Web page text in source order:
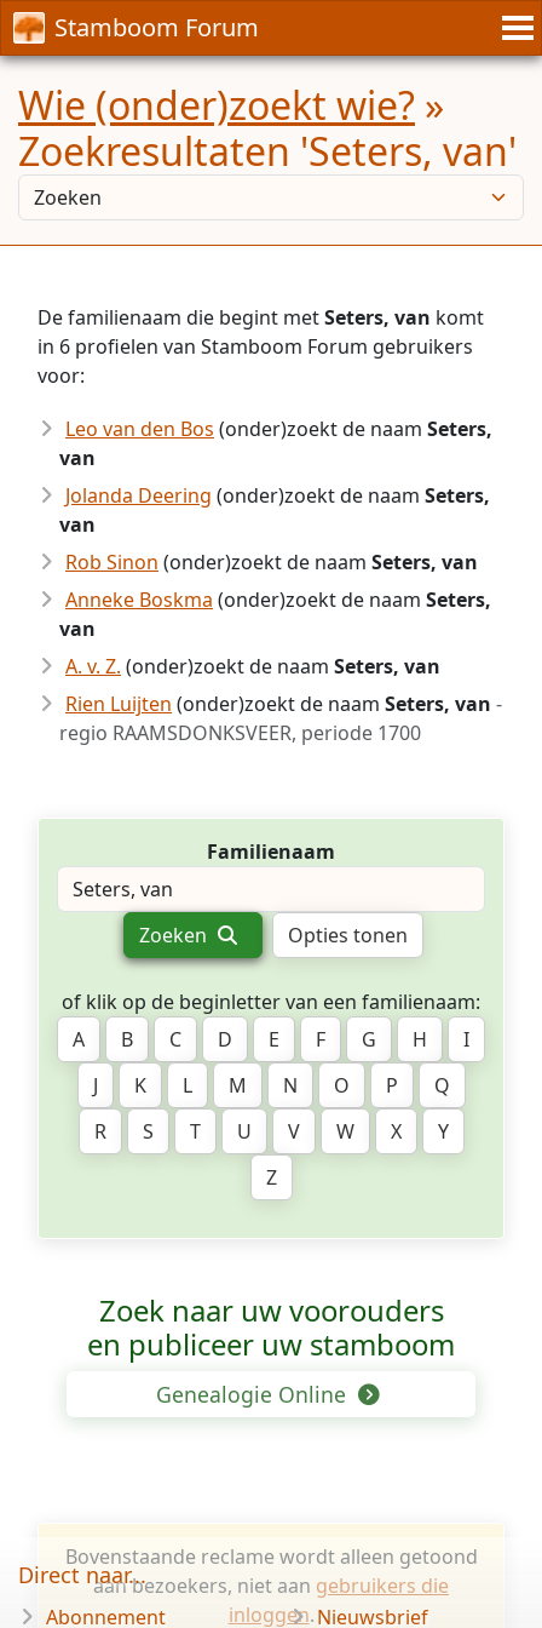
Stamboom Forum
Wie (onder)zoekt wie? »
Zoekresultaten 'Seters, van'
De familienaam die begint metSeters, van komt
in 6 profielen van Stamboom Forum gebruikers
voor:
Leo van den Bos (onder)zoekt de naam Seters,
van
Jolanda Deering (onder)zoekt de naam Seters,
van
Rob Sinon (onder)zoekt de naam Seters, van
Anneke Boskma (onder)zoekt de naam Seters,
van
A. v. Z. (onder)zoekt de naam Seters, van
Rien Luijten (onder)zoekt de naam Seters, van -
regio RAAMSDONKSVEER, periode 1700
Familienaam
Zoeken Opties tonen
of klik op de beginletter van een familienaam:
A
B C D E F G H
I
J
K L M N O P
Q
R
S T U V W X
Y
Z
Zoek naar uw voorouders
en publiceer uw stamboom
Genealogie Online
Bovenstaande reclame wordt alleen getoond
aan bezoekers, niet aan gebruikers die
inloggen.
Direct naar...
Abonnement Nieuwsbrief